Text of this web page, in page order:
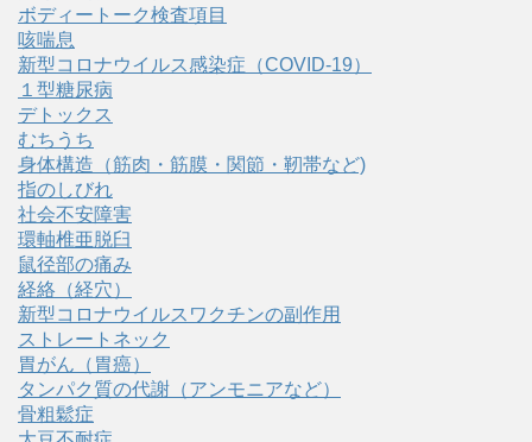
ボディートーク検査項目
咳喘息
新型コロナウイルス感染症（COVID‑19）
１型糖尿病
デトックス
むちうち
身体構造（筋肉・筋膜・関節・靭帯など)
指のしびれ
社会不安障害
環軸椎亜脱臼
鼠径部の痛み
経絡（経穴）
新型コロナウイルスワクチンの副作用
ストレートネック
胃がん（胃癌）
タンパク質の代謝（アンモニアなど）
骨粗鬆症